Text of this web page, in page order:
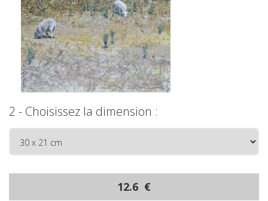
2 - Choisissez la dimension :
12.6 €